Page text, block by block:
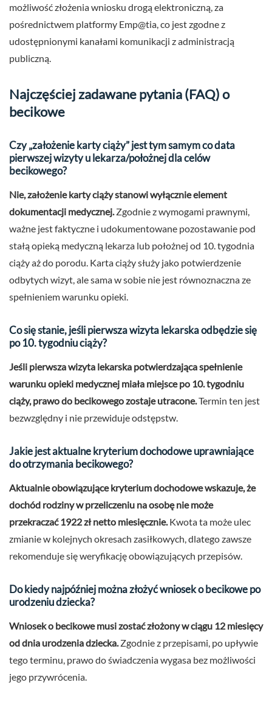
możliwość złożenia wniosku drogą elektroniczną, za
pośrednictwem platformy Emp@tia, co jest zgodne z
udostępnionymi kanałami komunikacji z administracją
publiczną.
Najczęściej zadawane pytania (FAQ) o
becikowe
Czy „założenie karty ciąży” jest tym samym co data
pierwszej wizyty u lekarza/położnej dla celów
becikowego?
Nie, założenie karty ciąży stanowi wyłącznie element
dokumentacji medycznej. Zgodnie z wymogami prawnymi,
ważne jest faktyczne i udokumentowane pozostawanie pod
stałą opieką medyczną lekarza lub położnej od 10. tygodnia
ciąży aż do porodu. Karta ciąży służy jako potwierdzenie
odbytych wizyt, ale sama w sobie nie jest równoznaczna ze
spełnieniem warunku opieki.
Co się stanie, jeśli pierwsza wizyta lekarska odbędzie się
po 10. tygodniu ciąży?
Jeśli pierwsza wizyta lekarska potwierdzająca spełnienie
warunku opieki medycznej miała miejsce po 10. tygodniu
ciąży, prawo do becikowego zostaje utracone.Termin ten jest
bezwzględny i nie przewiduje odstępstw.
Jakie jest aktualne kryterium dochodowe uprawniające
do otrzymania becikowego?
Aktualnie obowiązujące kryterium dochodowe wskazuje, że
dochód rodziny w przeliczeniu na osobę nie może
przekraczać 1922 zł netto miesięcznie. Kwota ta może ulec
zmianie w kolejnych okresach zasiłkowych, dlatego zawsze
rekomenduje się weryfikację obowiązujących przepisów.
Do kiedy najpóźniej można złożyć wniosek o becikowe po
urodzeniu dziecka?
Wniosek o becikowe musi zostać złożony w ciągu 12 miesięcy
od dnia urodzenia dziecka. Zgodnie z przepisami, po upływie
tego terminu, prawo do świadczenia wygasa bez możliwości
jego przywrócenia.